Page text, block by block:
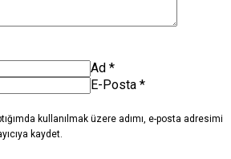
Ad *
E-Posta *
kullanılmak üzere adımı, e-posta adresimi
kaydet.